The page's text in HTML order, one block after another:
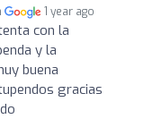
1 year ago
con la
y la
buena
gracias